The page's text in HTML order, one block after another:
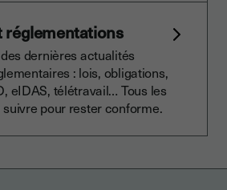
réglementations
dernières actualités
: lois, obligations,
eIDAS, télétravail… Tous les
pour rester conforme.